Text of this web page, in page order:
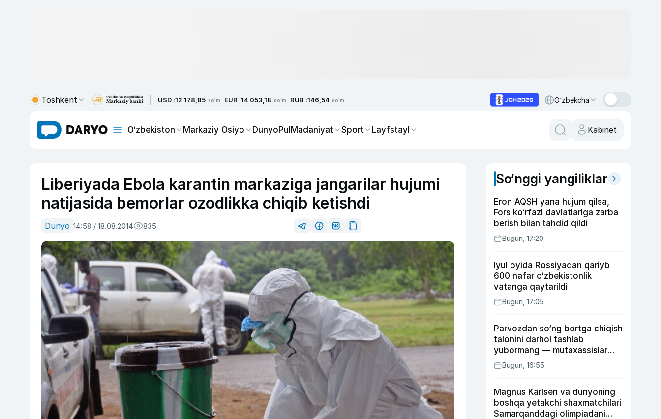
Toshkent USD :12 178,85 so'm EUR :14 053,18 so'm RUB :146,54 so'm O‘zbekcha
O‘zbekiston Markaziy Osiyo DunyoPulMadaniyat Sport Layfstayl Kabinet
Liberiyada Ebola karantin markaziga jangarilar hujumi
natijasida bemorlar ozodlikka chiqib ketishdi
Dunyo 14:58 / 18.08.2014 835
So‘nggi yangiliklar
Eron AQSH yana hujum qilsa,
Fors ko‘rfazi davlatlariga zarba
berish bilan tahdid qildi
Bugun, 17:20
Iyul oyida Rossiyadan qariyb
600 nafar o‘zbekistonlik
vatanga qaytarildi
Bugun, 17:05
Parvozdan so‘ng bortga chiqish
talonini darhol tashlab
yubormang — mutaxassislar
buning sababini tushuntirdi
Bugun, 16:55
Magnus Karlsen va dunyoning
boshqa yetakchi shaxmatchilari
Samarqanddagi olimpiadani